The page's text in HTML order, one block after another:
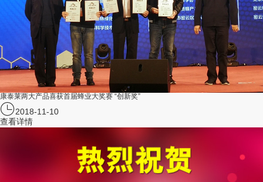
康泰莱两大产品喜获首届蜂业大奖赛 “创新奖”
2018-11-10
查看详情